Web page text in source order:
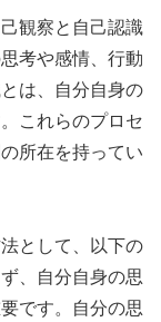
観察と自己認識
考や感情、行動
は、自分自身の
これらのプロセ
所在を持ってい
として、以下の
、自分自身の思
です。自分の思